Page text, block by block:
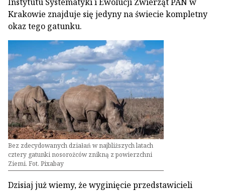
Krakowie znajduje się jedyny na świecie kompletny
okaz tego gatunku.
Bez zdecydowanych działań w najbliższych latach
cztery gatunki nosorożców znikną z powierzchni
Ziemi. Fot. Pixabay
Dzisiaj już wiemy, że wyginięcie przedstawicieli